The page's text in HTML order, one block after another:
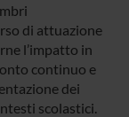
di attuazione
l’impatto in
continuo e
dei
scolastici.